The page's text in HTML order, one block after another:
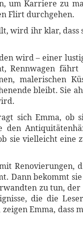
um Karriere zu
Flirt durchgehen.
wird ihr klar, dass
wird – einer
Rennwagen fährt
malerischen
bleibt. Sie
sich Emma, ob
den
sie vielleicht eine
Renovierungen,
Dann bekommt
zu tun, der
die die
Emma, dass